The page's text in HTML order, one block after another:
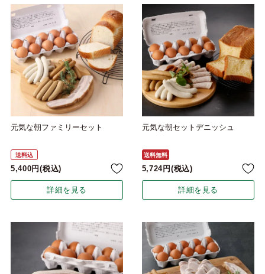
元気な朝ファミリーセット
送料込
5,400 税込
詳細を見る
元気な朝セットデニッシュ
送料無料
5,724 税込
詳細を見る